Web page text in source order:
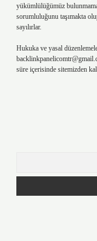
yükümlülüğümüz
sorumluluğunu taşımakta
sayılırlar.
Hukuka ve yasal
süre içerisinde sitemizden